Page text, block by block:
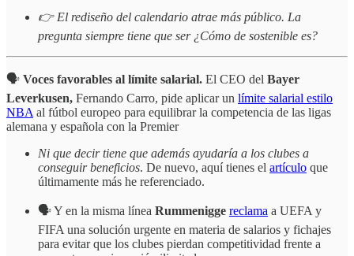
👉 El rediseño del calendario atrae más público. La
pregunta siempre tiene que ser ¿Cómo de sostenible es?
🗣️ Voces favorables al límite salarial. El CEO del Bayer
Leverkusen, Fernando Carro, pide aplicar un límite salarial estilo
NBA al fútbol europeo para equilibrar la competencia de las ligas
alemana y española con la Premier
Ni que decir tiene que además ayudaría a los clubes a
conseguir beneficios. De nuevo, aquí tienes el artículo que
últimamente más he referenciado.
🗣️ Y en la misma línea Rummenigge reclama a UEFA y
FIFA una solución urgente en materia de salarios y fichajes
para evitar que los clubes pierdan competitividad frente a